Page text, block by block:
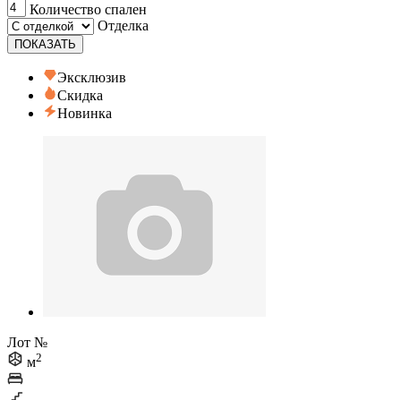
Количество спален
Отделка
ПОКАЗАТЬ
Эксклюзив
Скидка
Новинка
Лот №
м2